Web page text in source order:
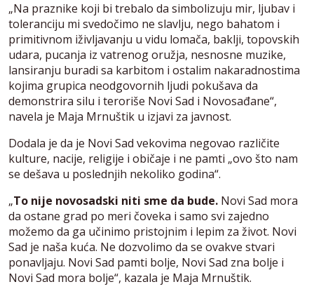
„Na praznike koji bi trebalo da simbolizuju mir, ljubav i
toleranciju mi svedočimo ne slavlju, nego bahatom i
primitivnom iživljavanju u vidu lomača, baklji, topovskih
udara, pucanja iz vatrenog oružja, nesnosne muzike,
lansiranju buradi sa karbitom i ostalim nakaradnostima
kojima grupica neodgovornih ljudi pokušava da
demonstrira silu i teroriše Novi Sad i Novosađane“,
navela je Maja Mrnuštik u izjavi za javnost.
Dodala je da je Novi Sad vekovima negovao različite
kulture, nacije, religije i običaje i ne pamti „ovo što nam
se dešava u poslednjih nekoliko godina“.
„To nije novosadski niti sme da bude. Novi Sad mora
da ostane grad po meri čoveka i samo svi zajedno
možemo da ga učinimo pristojnim i lepim za život. Novi
Sad je naša kuća. Ne dozvolimo da se ovakve stvari
ponavljaju. Novi Sad pamti bolje, Novi Sad zna bolje i
Novi Sad mora bolje“, kazala je Maja Mrnuštik.